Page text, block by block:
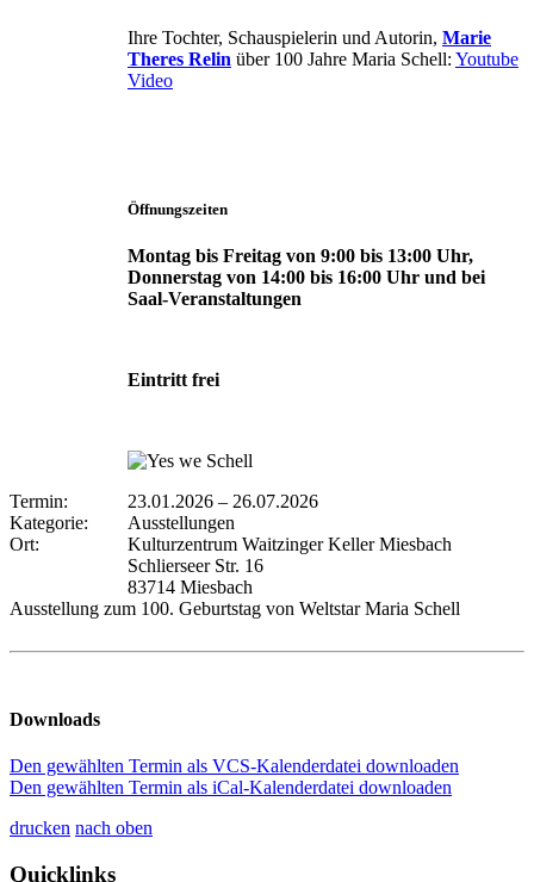
Ihre Tochter, Schauspielerin und Autorin, Marie
Theres Relin über 100 Jahre Maria Schell: Youtube
Video
Öffnungszeiten
Montag bis Freitag von 9:00 bis 13:00 Uhr,
Donnerstag von 14:00 bis 16:00 Uhr und bei
Saal-Veranstaltungen
Eintritt frei
Termin: 23.01.2026 – 26.07.2026
Kategorie:
Ausstellungen
Ort:
Kulturzentrum Waitzinger Keller Miesbach
Schlierseer Str. 16
83714 Miesbach
Ausstellung zum 100. Geburtstag von Weltstar Maria Schell
Downloads
Den gewählten Termin als VCS-Kalenderdatei downloaden
Den gewählten Termin als iCal-Kalenderdatei downloaden
drucken nach oben
Quicklinks